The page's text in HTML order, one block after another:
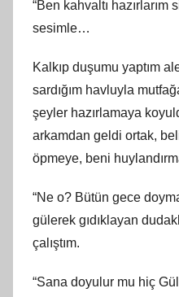
“Ben kahvaltı
sesimle…
Kalkıp duşumu yaptım
sardığım havluyla
şeyler hazırlamaya
arkamdan geldi ortak,
öpmeye, beni
“Ne o? Bütün gece
gülerek gıdıklayan
çalıştım.
“Sana doyulur mu hiç